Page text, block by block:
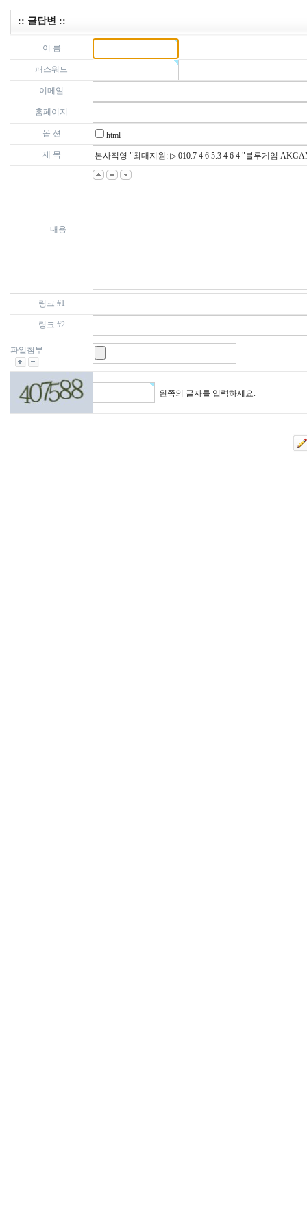
:: 글답변 ::
이 름
패스워드
이메일
홈페이지
옵 션
html
제 목
내용
링크 #1
링크 #2
파일첨부
왼쪽의 글자를 입력하세요.